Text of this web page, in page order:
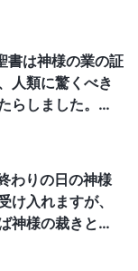
ので、私は本当
す。「いなずま
にひらめき渡る
の子も現れるで
わりの日に再臨
ちを天の国に連
くださるか、少
書は神様の業の証
人類に驚くべき
らしました。聖
い、そしてその
解できます。聖
言葉の記録であ
ついての人の証
わりの日の神様
け入れますが、
神様の裁きと刑